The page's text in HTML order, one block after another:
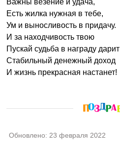
Важны везение и удача,
Есть жилка нужная в тебе,
Ум и выносливость в придачу.
И за находчивость твою
Пускай судьба в награду дарит
Стабильный денежный доход
И жизнь прекрасная настанет!
Обновлено: 23 февраля 2022